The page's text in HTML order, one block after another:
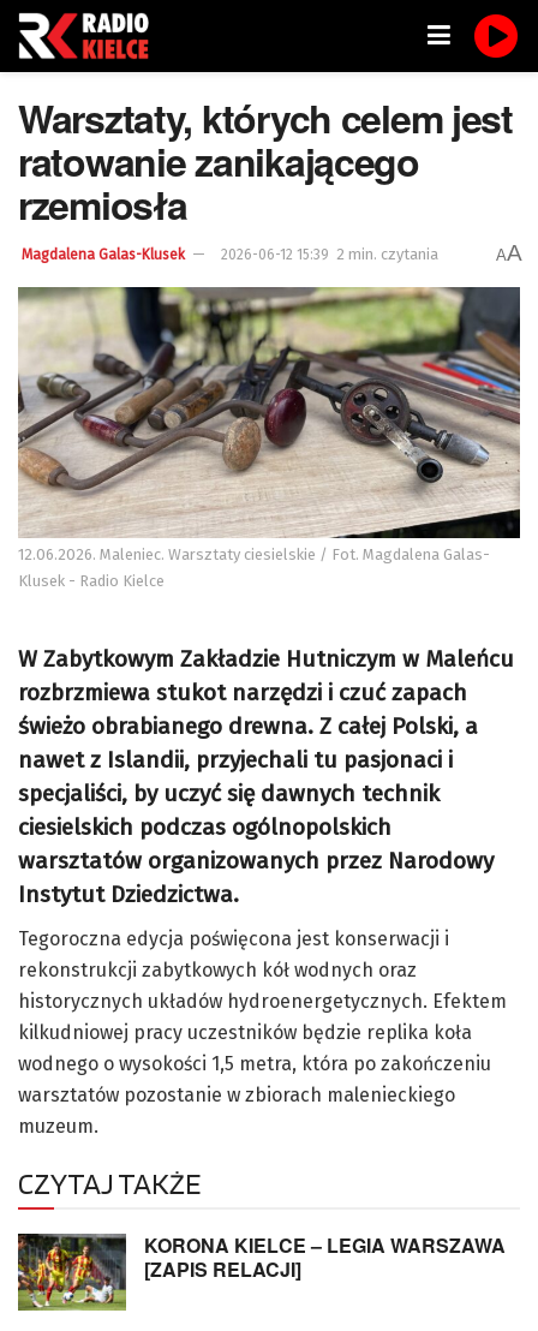
Warsztaty, których celem jest
ratowanie zanikającego
rzemiosła
Magdalena Galas-Klusek 2026-06-12 15:39 2 min. czytania AA
12.06.2026. Maleniec. Warsztaty ciesielskie / Fot. Magdalena Galas-
Klusek - Radio Kielce
W Zabytkowym Zakładzie Hutniczym w Maleńcu
rozbrzmiewa stukot narzędzi i czuć zapach
świeżo obrabianego drewna. Z całej Polski, a
nawet z Islandii, przyjechali tu pasjonaci i
specjaliści, by uczyć się dawnych technik
ciesielskich podczas ogólnopolskich
warsztatów organizowanych przez Narodowy
Instytut Dziedzictwa.
Tegoroczna edycja poświęcona jest konserwacji i
rekonstrukcji zabytkowych kół wodnych oraz
historycznych układów hydroenergetycznych. Efektem
kilkudniowej pracy uczestników będzie replika koła
wodnego o wysokości 1,5 metra, która po zakończeniu
warsztatów pozostanie w zbiorach malenieckiego
muzeum.
CZYTAJ TAKŻE
KORONA KIELCE – LEGIA WARSZAWA
[ZAPIS RELACJI]